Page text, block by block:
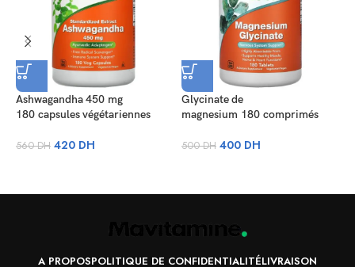
Ashwagandha 450 mg
180 capsules végétariennes
560DH 420 DH
Glycinate de
magnesium 180 comprimés
500DH 400 DH
A PROPOSPOLITIQUE DE CONFIDENTIALITÉLIVRAISON